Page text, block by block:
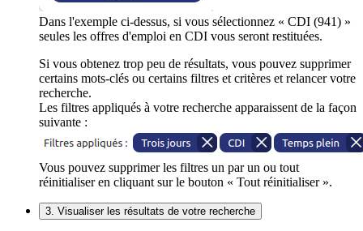
Dans l'exemple ci-dessus, si vous sélectionnez « CDI (941) »
seules les offres d'emploi en CDI vous seront restituées.
Si vous obtenez trop peu de résultats, vous pouvez supprimer
certains mots-clés ou certains filtres et critères et relancer votre
recherche.
Les filtres appliqués à votre recherche apparaissent de la façon
suivante :
Vous pouvez supprimer les filtres un par un ou tout
réinitialiser en cliquant sur le bouton « Tout réinitialiser ».
3. Visualiser les résultats de votre recherche